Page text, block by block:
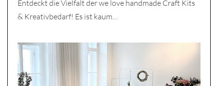
Entdeckt die Vielfalt der we love handmade Craft Kits
& Kreativbedarf! Es ist kaum…